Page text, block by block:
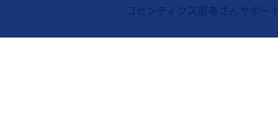
コセンティクス患者さんサポート